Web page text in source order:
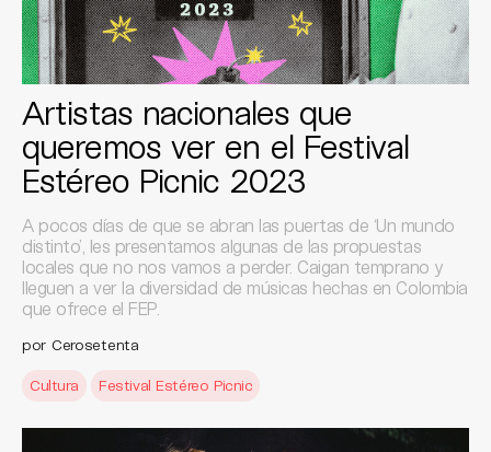
Artistas nacionales que
queremos ver en el Festival
Estéreo Picnic 2023
A pocos días de que se abran las puertas de ‘Un mundo
distinto’, les presentamos algunas de las propuestas
locales que no nos vamos a perder. Caigan temprano y
lleguen a ver la diversidad de músicas hechas en Colombia
que ofrece el FEP.
por Cerosetenta
Cultura Festival Estéreo Picnic